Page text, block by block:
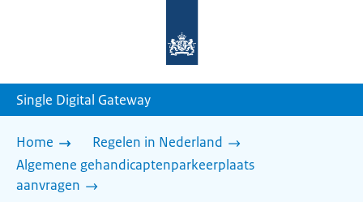
homepage
Single Digital Gateway
Home
Regelen in Nederland
Algemene gehandicaptenparkeerplaats
aanvragen